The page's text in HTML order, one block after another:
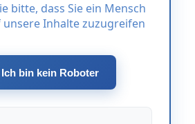
bitte, dass Sie ein Mensch
Inhalte zuzugreifen
Ich bin kein Roboter